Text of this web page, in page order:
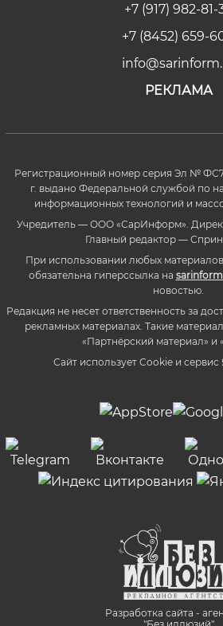
+7 (917) 982-81-
+7 (8452) 659-
РЕКЛАМА
Регистрационный номер серия Эл №
г. выдано Федеральной службой по
информационных технологий и
Учредитель — ООО «СарИнформ».
Главный редактор —
При использовании любых
обязательна гиперссылка на
новостью.
Редакция не несет ответственность за
рекламных материалах. Такие
«Партнёрский материал» и
Сайт использует Cookie и
Разработка сайта -